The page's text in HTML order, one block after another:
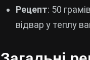
Рецепт: 50
відвар у теплу